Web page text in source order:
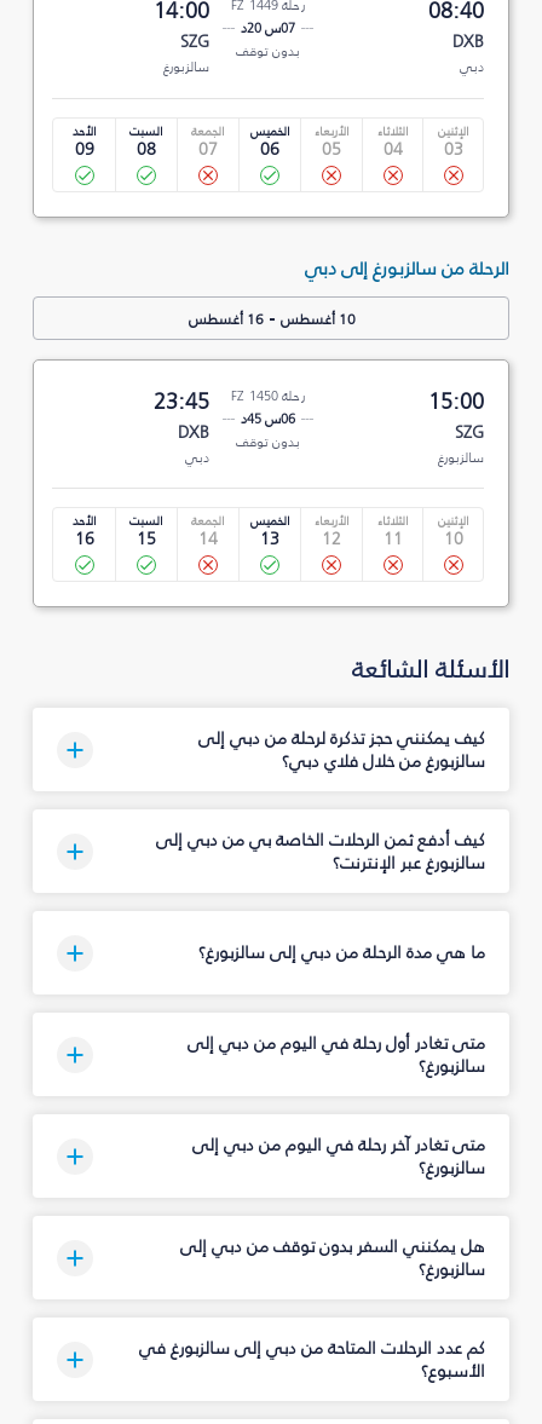
08:40
DXB
دبي
رحلة FZ 1449
07س 20د
بدون توقف
14:00
SZG
سالزبورغ
الإثنين
03
الثلاثاء
04
الأربعاء
05
الخميس
06
الجمعة
07
السبت
08
الأحد
09
الرحلة من سالزبورغ إلى دبي
10 أغسطس -16 أغسطس
15:00
SZG
سالزبورغ
رحلة FZ 1450
06س 45د
بدون توقف
23:45
DXB
دبي
الإثنين
10
الثلاثاء
11
الأربعاء
12
الخميس
13
الجمعة
14
السبت
15
الأحد
16
الأسئلة الشائعة
كيف يمكنني حجز تذكرة لرحلة من دبي إلى
سالزبورغ من خلال فلاي دبي؟
كيف أدفع ثمن الرحلات الخاصة بي من دبي إلى
سالزبورغ عبر الإنترنت؟
ما هي مدة الرحلة من دبي إلى سالزبورغ؟
متى تغادر أول رحلة في اليوم من دبي إلى
سالزبورغ؟
متى تغادر آخر رحلة في اليوم من دبي إلى
سالزبورغ؟
هل يمكنني السفر بدون توقف من دبي إلى
سالزبورغ؟
كم عدد الرحلات المتاحة من دبي إلى سالزبورغ في
الأسبوع؟